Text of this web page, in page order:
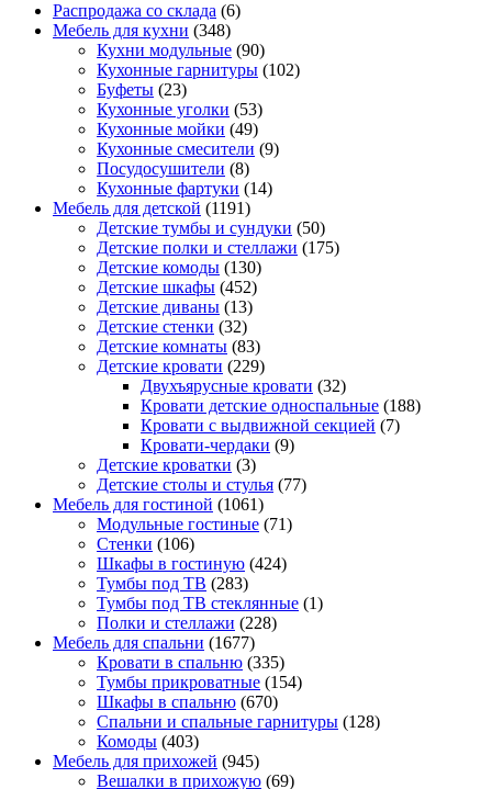
Распродажа со склада (6)
Мебель для кухни (348)
Кухни модульные (90)
Кухонные гарнитуры (102)
Буфеты (23)
Кухонные уголки (53)
Кухонные мойки (49)
Кухонные смесители (9)
Посудосушители (8)
Кухонные фартуки (14)
Мебель для детской (1191)
Детские тумбы и сундуки (50)
Детские полки и стеллажи (175)
Детские комоды (130)
Детские шкафы (452)
Детские диваны (13)
Детские стенки (32)
Детские комнаты (83)
Детские кровати (229)
Двухъярусные кровати (32)
Кровати детские односпальные (188)
Кровати с выдвижной секцией (7)
Кровати-чердаки (9)
Детские кроватки (3)
Детские столы и стулья (77)
Мебель для гостиной (1061)
Модульные гостиные (71)
Стенки (106)
Шкафы в гостиную (424)
Тумбы под ТВ (283)
Тумбы под ТВ стеклянные (1)
Полки и стеллажи (228)
Мебель для спальни (1677)
Кровати в спальню (335)
Тумбы прикроватные (154)
Шкафы в спальню (670)
Спальни и спальные гарнитуры (128)
Комоды (403)
Мебель для прихожей (945)
Вешалки в прихожую (69)